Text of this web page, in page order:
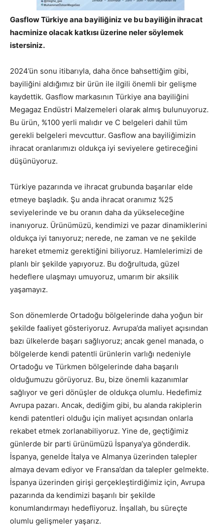
Gasflow Türkiye ana bayiliğiniz ve bu bayiliğin ihracat
hacminize olacak katkısı üzerine neler söylemek
istersiniz.
2024’ün sonu itibarıyla, daha önce bahsettiğim gibi,
bayiliğini aldığımız bir ürün ile ilgili önemli bir gelişme
kaydettik. Gasflow markasının Türkiye ana bayiliğini
Megagaz Endüstri Malzemeleri olarak almış bulunuyoruz.
Bu ürün, %100 yerli malıdır ve C belgeleri dahil tüm
gerekli belgeleri mevcuttur. Gasflow ana bayiliğimizin
ihracat oranlarımızı oldukça iyi seviyelere getireceğini
düşünüyoruz.
Türkiye pazarında ve ihracat grubunda başarılar elde
etmeye başladık. Şu anda ihracat oranımız %25
seviyelerinde ve bu oranın daha da yükseleceğine
inanıyoruz. Ürünümüzü, kendimizi ve pazar dinamiklerini
oldukça iyi tanıyoruz; nerede, ne zaman ve ne şekilde
hareket etmemiz gerektiğini biliyoruz. Hamlelerimizi de
planlı bir şekilde yapıyoruz. Bu doğrultuda, güzel
hedeflere ulaşmayı umuyoruz, umarım bir aksilik
yaşamayız.
Son dönemlerde Ortadoğu bölgelerinde daha yoğun bir
şekilde faaliyet gösteriyoruz. Avrupa’da maliyet açısından
bazı ülkelerde başarı sağlıyoruz; ancak genel manada, o
bölgelerde kendi patentli ürünlerin varlığı nedeniyle
Ortadoğu ve Türkmen bölgelerinde daha başarılı
olduğumuzu görüyoruz. Bu, bize önemli kazanımlar
sağlıyor ve geri dönüşler de oldukça olumlu. Hedefimiz
Avrupa pazarı. Ancak, dediğim gibi, bu alanda rakiplerin
kendi patentleri olduğu için maliyet açısından onlarla
rekabet etmek zorlanabiliyoruz. Yine de, geçtiğimiz
günlerde bir parti ürünümüzü İspanya’ya gönderdik.
İspanya, genelde İtalya ve Almanya üzerinden talepler
almaya devam ediyor ve Fransa’dan da talepler gelmekte.
İspanya üzerinden girişi gerçekleştirdiğimiz için, Avrupa
pazarında da kendimizi başarılı bir şekilde
konumlandırmayı hedefliyoruz. İnşallah, bu süreçte
olumlu gelişmeler yaşarız.